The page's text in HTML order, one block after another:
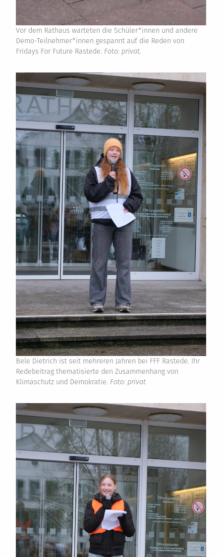
Vor dem Rathaus warteten die Schüler*innen und andere
Demo-Teilnehmer*innen gespannt auf die Reden von
Fridays For Future Rastede. Foto: privat.
Bele Dietrich ist seit mehreren Jahren bei FFF Rastede. Ihr
Redebeitrag thematisierte den Zusammenhang von
Klimaschutz und Demokratie. Foto: privat